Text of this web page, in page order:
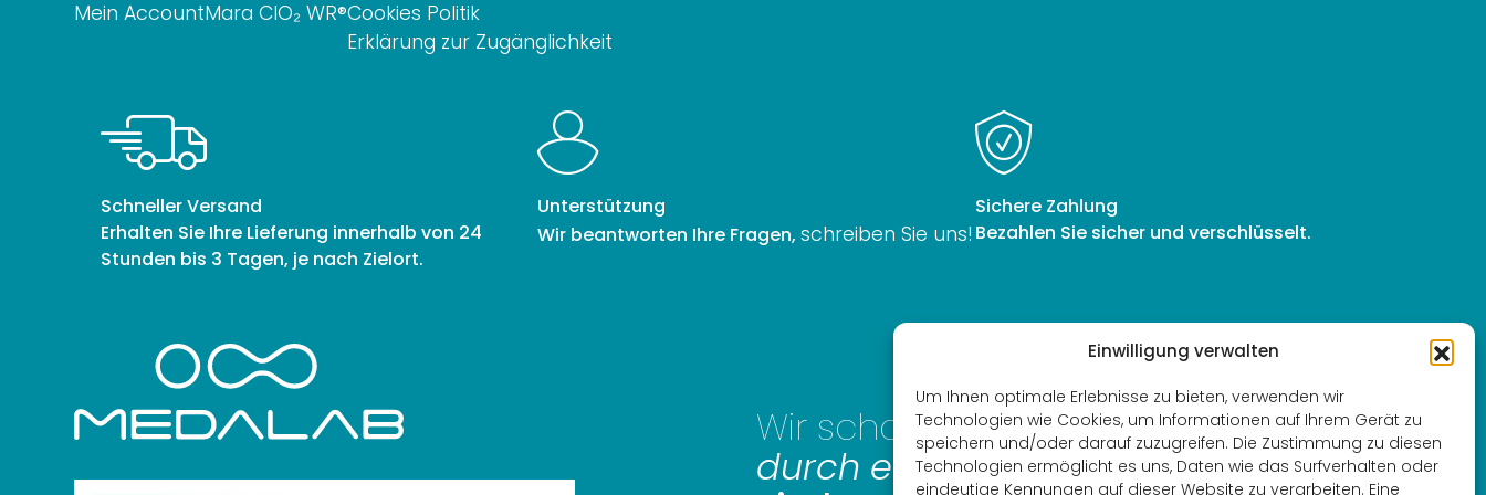
Einwilligung verwalten
Um Ihnen optimale Erlebnisse zu bieten, verwenden wir
Technologien wie Cookies, um Informationen auf Ihrem Gerät zu
speichern und/oder darauf zuzugreifen. Die Zustimmung zu diesen
Technologien ermöglicht es uns, Daten wie das Surfverhalten oder
eindeutige Kennungen auf dieser Website zu verarbeiten. Eine
Mein AccountMara ClO₂ WR®Cookies Politik
Erklärung zur Zugänglichkeit
Schneller Versand
Erhalten Sie Ihre Lieferung innerhalb von 24
Stunden bis 3 Tagen, je nach Zielort.
Unterstützung
Wir beantworten Ihre Fragen,schreiben Sie uns!
Sichere Zahlung
Bezahlen Sie sicher und verschlüsselt.
Wir schaffensensorische Erlebnisse
durch energetische Therapiendes